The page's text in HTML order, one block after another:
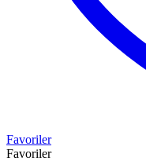
Favoriler
Favoriler